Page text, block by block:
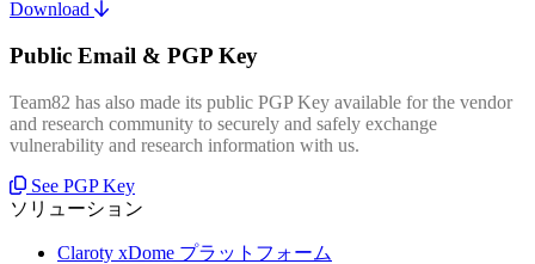
Download
Public Email & PGP Key
Team82 has also made its public PGP Key available for the vendor
and research community to securely and safely exchange
vulnerability and research information with us.
See PGP Key
ソリューション
Claroty xDome プラットフォーム